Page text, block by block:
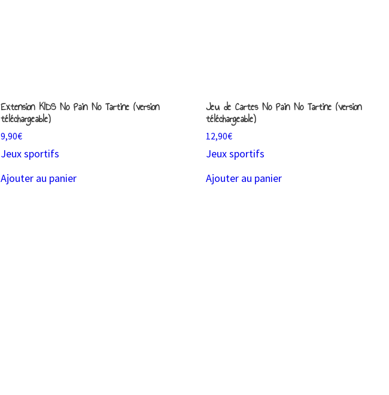
Extension KIDS No Pain No Tartine (version
téléchargeable)
9,90€
Jeux sportifs
Ajouter au panier
Jeu de Cartes No Pain No Tartine (version
téléchargeable)
12,90€
Jeux sportifs
Ajouter au panier